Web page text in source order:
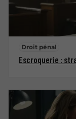
Droit pénal
Escroquerie :